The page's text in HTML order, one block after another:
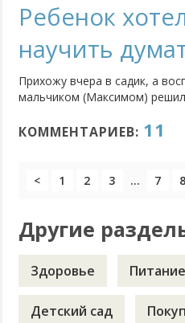
Ребенок
научить
Прихожу вчера в садик, а
мальчиком (Максимом)
мне ответил, что это
КОММЕНТАРИЕВ: 11
< 1 2 3 ... 7 8
Другие
Здоровье Питание
Детский сад